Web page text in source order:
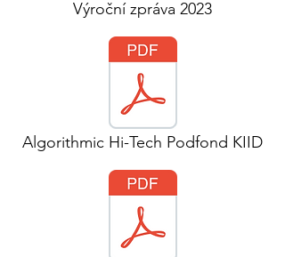
Výroční zpráva 2023
Algorithmic Hi-Tech Podfond KIID